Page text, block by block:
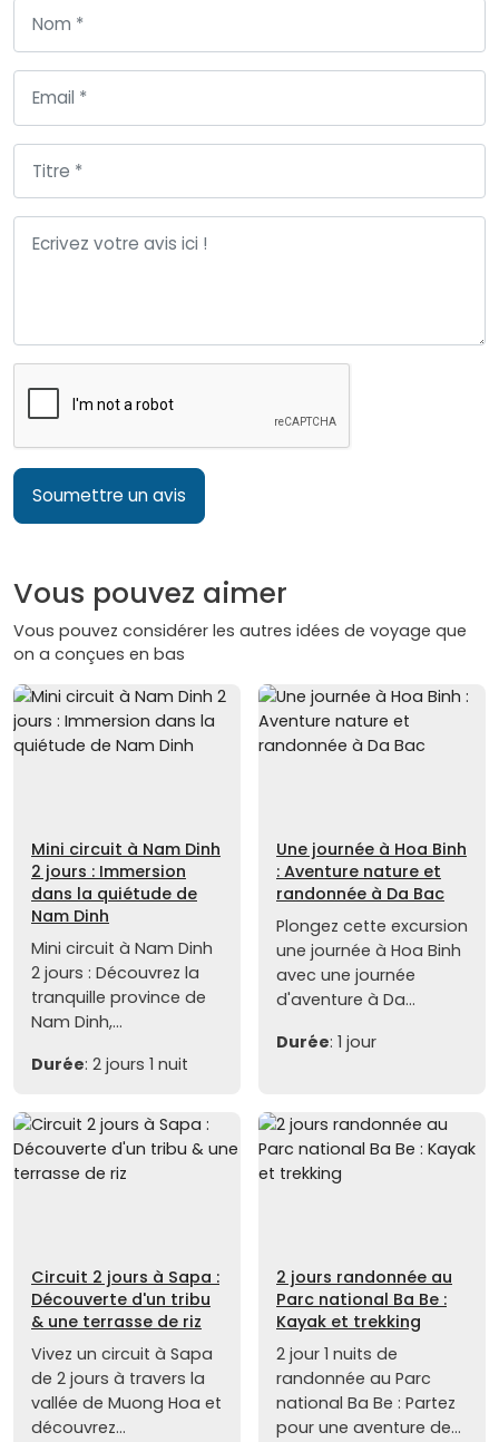
Soumettre un avis
Vous pouvez aimer
Vous pouvez considérer les autres idées de voyage que
on a conçues en bas
Mini circuit à Nam Dinh
2 jours : Immersion
dans la quiétude de
Nam Dinh
Mini circuit à Nam Dinh
2 jours : Découvrez la
tranquille province de
Nam Dinh,...
Durée: 2 jours 1 nuit
Une journée à Hoa Binh
: Aventure nature et
randonnée à Da Bac
Plongez cette excursion
une journée à Hoa Binh
avec une journée
d'aventure à Da...
Durée: 1 jour
Circuit 2 jours à Sapa :
Découverte d'un tribu
& une terrasse de riz
Vivez un circuit à Sapa
de 2 jours à travers la
vallée de Muong Hoa et
découvrez...
2 jours randonnée au
Parc national Ba Be :
Kayak et trekking
2 jour 1 nuits de
randonnée au Parc
national Ba Be : Partez
pour une aventure de...